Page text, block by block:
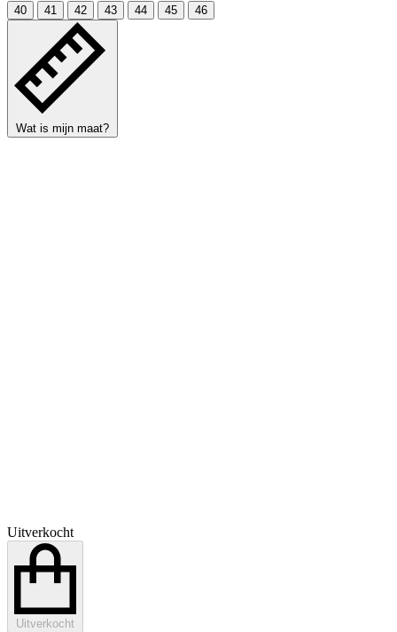
40 41 42 43 44 45 46
Wat is mijn maat?
Uitverkocht
Uitverkocht